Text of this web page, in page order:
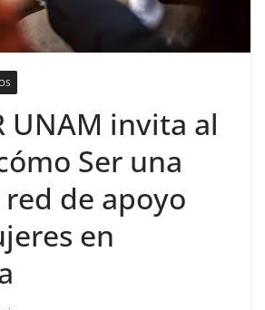
UNAM invita al
Ser una
de apoyo
en